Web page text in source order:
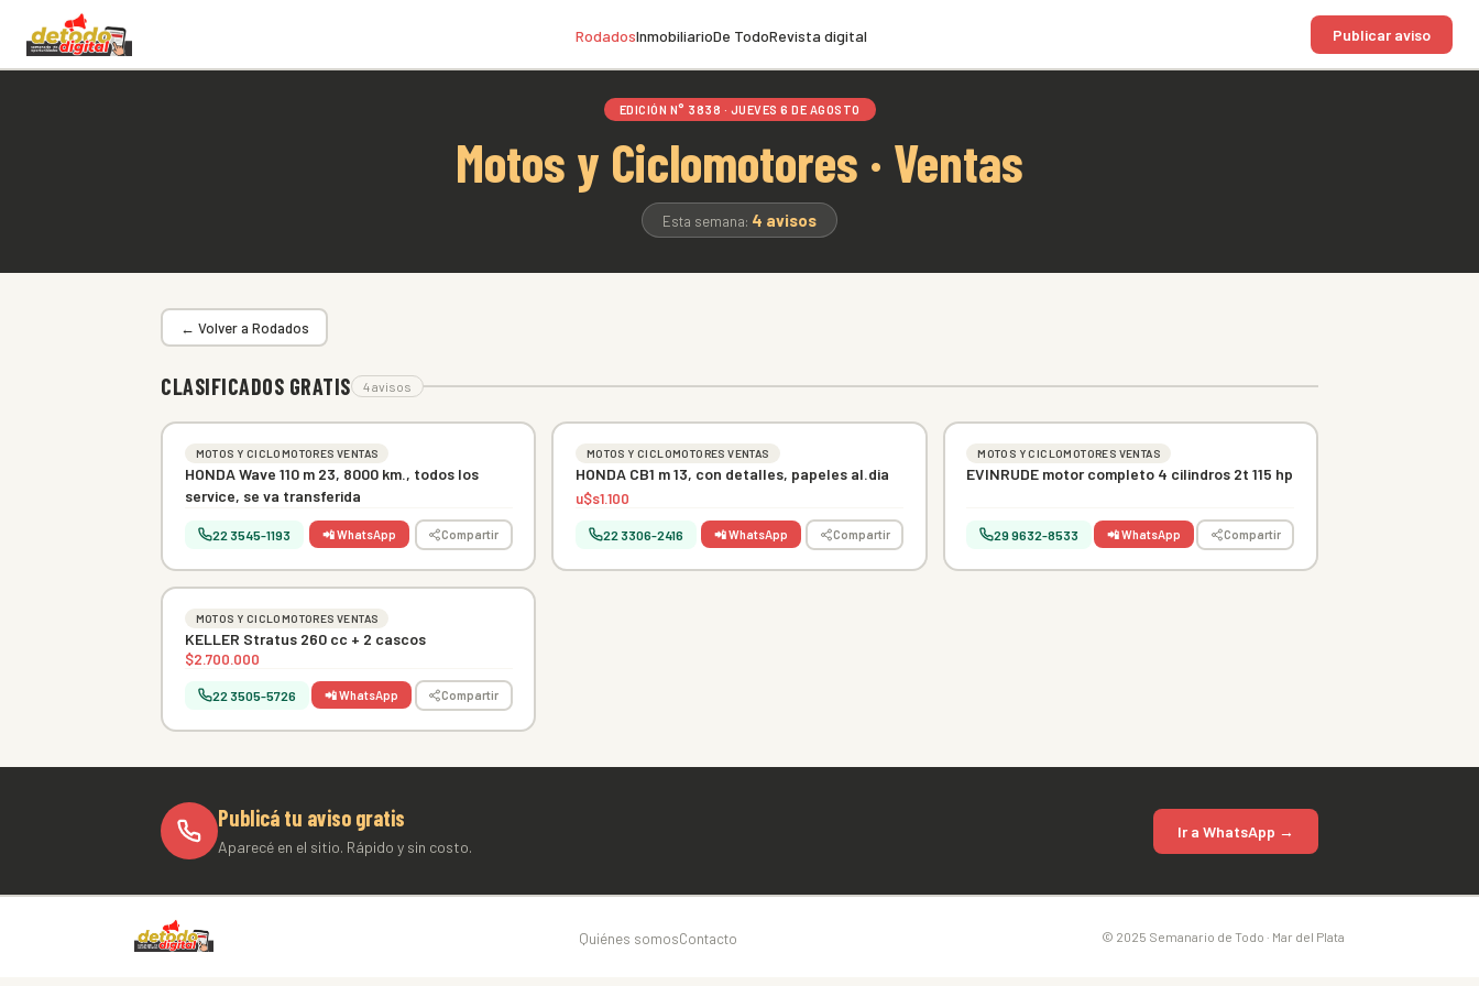
RodadosInmobiliarioDe TodoRevista digital Publicar aviso
EDICIÓN N° 3838 · JUEVES 6 DE AGOSTO
Motos y Ciclomotores · Ventas
Esta semana: 4 avisos
← Volver a Rodados
CLASIFICADOS GRATIS 4 avisos
MOTOS Y CICLOMOTORES VENTAS
HONDA Wave 110 m 23, 8000 km., todos los
service, se va transferida
22 3545-1193 📲 WhatsApp Compartir
MOTOS Y CICLOMOTORES VENTAS
HONDA CB1 m 13, con detalles, papeles al.dia
u$s1.100
22 3306-2416 📲 WhatsApp Compartir
MOTOS Y CICLOMOTORES VENTAS
EVINRUDE motor completo 4 cilindros 2t 115 hp
29 9632-8533 📲 WhatsApp Compartir
MOTOS Y CICLOMOTORES VENTAS
KELLER Stratus 260 cc + 2 cascos
$2.700.000
22 3505-5726 📲 WhatsApp Compartir
Publicá tu aviso gratis
Aparecé en el sitio. Rápido y sin costo.
Ir a WhatsApp →
Quiénes somosContacto © 2025 Semanario de Todo · Mar del Plata